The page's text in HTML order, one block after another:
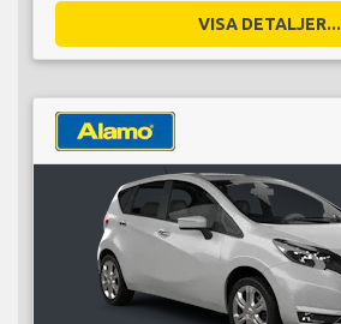
VISA DETALJER...